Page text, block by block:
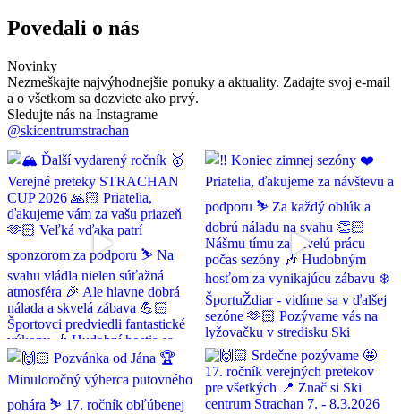
Povedali o nás
Novinky
Nezmeškajte najvýhodnejšie ponuky a aktuality. Zadajte svoj e-mail
a o všetkom sa dozviete ako prvý.
Sledujte nás na Instagrame
@skicentrumstrachan